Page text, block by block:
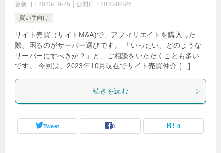
更新日： 2023-10-25 公開日： 2020-02-26
買い手向け
サイト売買（サイトM&A)で、アフィリエイトを購入した
際、困るのがサーバー選びです。 「いったい、どのような
サーバーにすべきか？」と、ご相談をいただくことも多い
です。 今回は、2023年10月現在でサイト売買仲介 […]
続きを読む
Tweet 0 0